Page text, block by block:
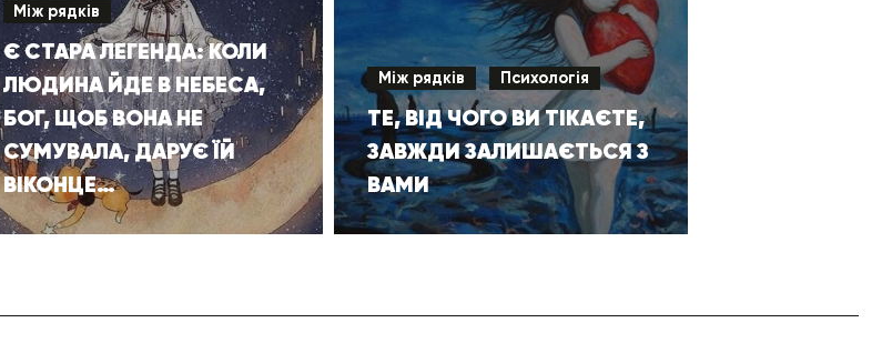
Між рядків
Є СТАРА ЛЕГЕНДА: КОЛИ
ЛЮДИНА ЙДЕ В НЕБЕСА,
БОГ, ЩОБ ВОНА НЕ
СУМУВАЛА, ДАРУЄ ЇЙ
ВІКОНЦЕ…
Між рядків Психологія
ТЕ, ВІД ЧОГО ВИ ТІКАЄТЕ,
ЗАВЖДИ ЗАЛИШАЄТЬСЯ З
ВАМИ